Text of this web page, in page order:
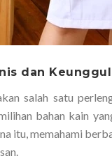
dan
salah satu
bahan kain
itu, memahami